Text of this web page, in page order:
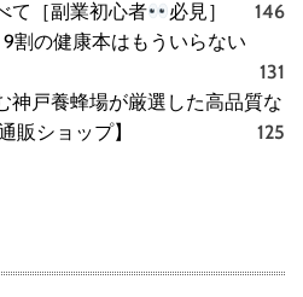
て［副業初心者 必見］
146
割の健康本はもういらない
131
神戸養蜂場が厳選した高品質な
販ショップ】
125